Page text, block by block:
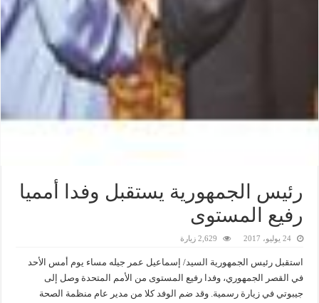
رئيس الجمهورية يستقبل وفدا أمميا
رفيع المستوى
24 يوليو، 2017 2,629 زيارة
استقبل رئيس الجمهورية السيد/ إسماعيل عمر جيله مساء يوم أمس الأحد
في القصر الجمهوري، وفدا رفيع المستوى من الأمم المتحدة وصل إلى
جيبوتي في زيارة رسمية. وقد ضم الوفد كلا من مدير عام منظمة الصحة